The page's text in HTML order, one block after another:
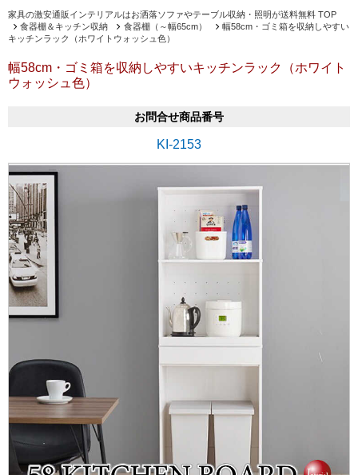
家具の激安通販インテリアルはお洒落ソファやテーブル収納・照明が送料無料 TOP
食器棚＆キッチン収納
食器棚（～幅65cm）
幅58cm・ゴミ箱を収納しやすい
キッチンラック（ホワイトウォッシュ色）
幅58cm・ゴミ箱を収納しやすいキッチンラック（ホワイト
ウォッシュ色）
お問合せ商品番号
KI-2153